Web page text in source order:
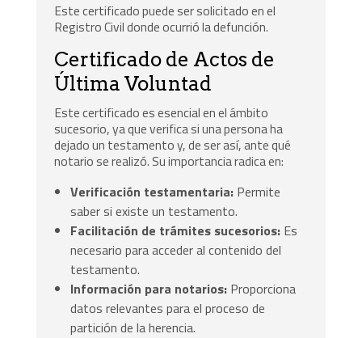
Este certificado puede ser solicitado en el
Registro Civil donde ocurrió la defunción.
Certificado de Actos de
Última Voluntad
Este certificado es esencial en el ámbito
sucesorio, ya que verifica si una persona ha
dejado un testamento y, de ser así, ante qué
notario se realizó. Su importancia radica en:
Verificación testamentaria: Permite
saber si existe un testamento.
Facilitación de trámites sucesorios: Es
necesario para acceder al contenido del
testamento.
Información para notarios: Proporciona
datos relevantes para el proceso de
partición de la herencia.